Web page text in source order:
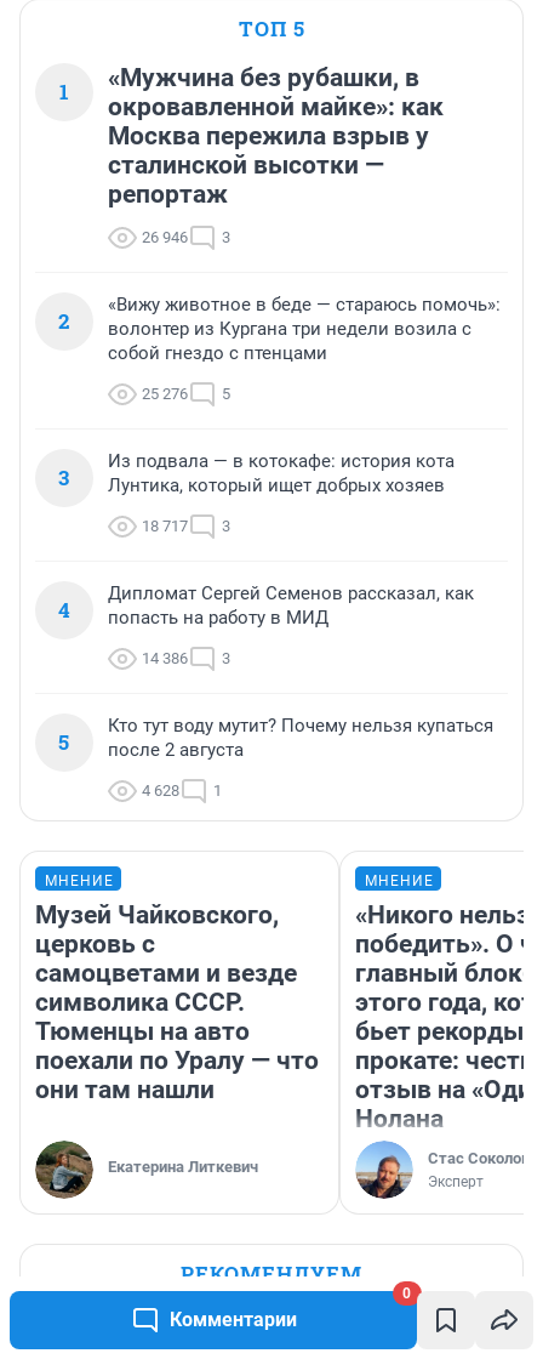
Комментарии
0
ТОП 5
1
«Мужчина без рубашки, в
окровавленной майке»: как
Москва пережила взрыв у
сталинской высотки —
репортаж
26 946 3
2
«Вижу животное в беде — стараюсь помочь»:
волонтер из Кургана три недели возила с
собой гнездо с птенцами
25 276 5
3
Из подвала — в котокафе: история кота
Лунтика, который ищет добрых хозяев
18 717 3
4
Дипломат Сергей Семенов рассказал, как
попасть на работу в МИД
14 386 3
5
Кто тут воду мутит? Почему нельзя купаться
после 2 августа
4 628 1
МНЕНИЕ
Музей Чайковского,
церковь с
самоцветами и везде
символика СССР.
Тюменцы на авто
поехали по Уралу — что
они там нашли
Екатерина Литкевич
МНЕНИЕ
«Никого нельзя
победить». О
главный
этого года,
бьет рекорды в
прокате:
отзыв на
Нолана
Стас Соколов
Эксперт
РЕКОМЕНДУЕМ
Слизни атакуют: как спасти цветник
от вредителей — три копеечных